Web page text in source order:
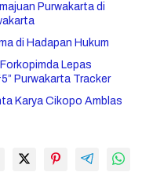
Purwakarta di
di Hadapan Hukum
Lepas
Purwakarta Tracker
Karya Cikopo Amblas